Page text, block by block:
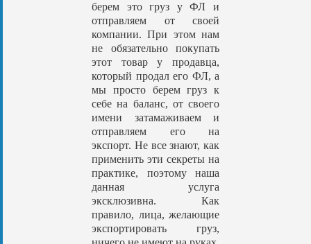
берем это груз у ФЛ и
отправляем от своей
компании. При этом нам
не обязательно покупать
этот товар у продавца,
который продал его ФЛ, а
мы просто берем груз к
себе на баланс, от своего
имени затамаживаем и
отправляем его на
экспорт. Не все знают, как
применить эти секреты на
практике, поэтому наша
данная услуга
эксклюзивна. Как
правило, лица, желающие
экспортировать груз,